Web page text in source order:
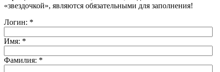
«звездочкой», являются обязательными для заполнения!
Логин: *
Имя: *
Фамилия: *